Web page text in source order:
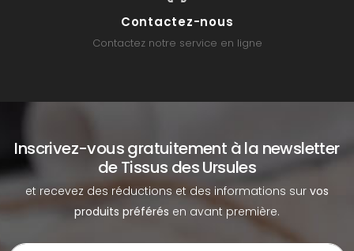
Contactez-nous
Contactez notre service en ligne
Inscrivez-vous gratuitement à la newsletter
de Tissus des Ursules
et recevez des réductions et des informations sur vos
produits préférés en avant première.